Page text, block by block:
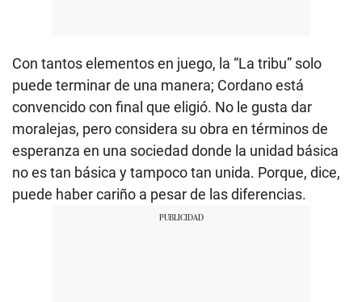
Con tantos elementos en juego, la “La tribu” solo
puede terminar de una manera; Cordano está
convencido con final que eligió. No le gusta dar
moralejas, pero considera su obra en términos de
esperanza en una sociedad donde la unidad básica
no es tan básica y tampoco tan unida. Porque, dice,
puede haber cariño a pesar de las diferencias.